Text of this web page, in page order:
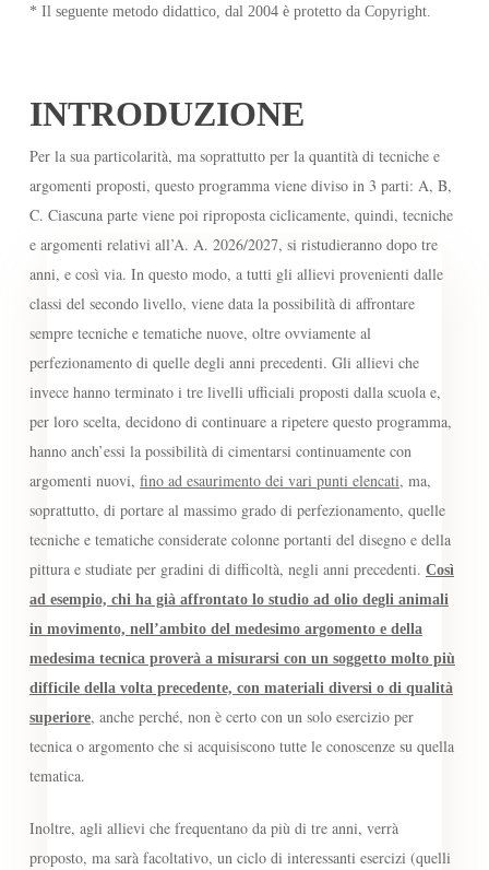
* Il seguente metodo didattico, dal 2004 è protetto da Copyright.
INTRODUZIONE
Per la sua particolarità, ma soprattutto per la quantità di tecniche e
argomenti proposti, questo programma viene diviso in 3 parti: A, B,
C. Ciascuna parte viene poi riproposta ciclicamente, quindi, tecniche
e argomenti relativi all’A. A. 2026/2027, si ristudieranno dopo tre
anni, e così via. In questo modo, a tutti gli allievi provenienti dalle
classi del secondo livello, viene data la possibilità di affrontare
sempre tecniche e tematiche nuove, oltre ovviamente al
perfezionamento di quelle degli anni precedenti. Gli allievi che
invece hanno terminato i tre livelli ufficiali proposti dalla scuola e,
per loro scelta, decidono di continuare a ripetere questo programma,
hanno anch’essi la possibilità di cimentarsi continuamente con
argomenti nuovi, fino ad esaurimento dei vari punti elencati, ma,
soprattutto, di portare al massimo grado di perfezionamento, quelle
tecniche e tematiche considerate colonne portanti del disegno e della
pittura e studiate per gradini di difficoltà, negli anni precedenti. Così
ad esempio, chi ha già affrontato lo studio ad olio degli animali
in movimento, nell’ambito del medesimo argomento e della
medesima tecnica proverà a misurarsi con un soggetto molto più
difficile della volta precedente, con materiali diversi o di qualità
superiore, anche perché, non è certo con un solo esercizio per
tecnica o argomento che si acquisiscono tutte le conoscenze su quella
tematica.
Inoltre, agli allievi che frequentano da più di tre anni, verrà
proposto, ma sarà facoltativo, un ciclo di interessanti esercizi (quelli